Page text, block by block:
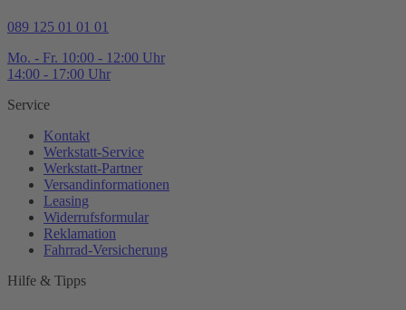
089 125 01 01 01
Mo. - Fr. 10:00 - 12:00 Uhr
14:00 - 17:00 Uhr
Service
Kontakt
Werkstatt-Service
Werkstatt-Partner
Versandinformationen
Leasing
Widerrufsformular
Reklamation
Fahrrad-Versicherung
Hilfe & Tipps